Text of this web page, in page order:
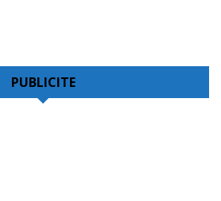
PUBLICITE